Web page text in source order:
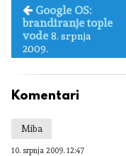
Google OS:
brandiranje tople
vode 8. srpnja
2009.
Komentari
Miba
10. srpnja 2009. 12:47